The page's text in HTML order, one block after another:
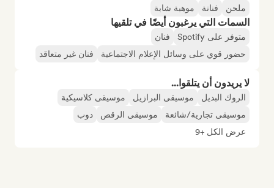
ملحن فنانة موهبة شابة
السمات التي يرغبون أيضًا في تلقيها
متوفر على Spotify
فنان
حضور قوي على وسائل الإعلام الاجتماعية
فنان غير متعاقد
لا يريدون أن يتلقوا...
الروك البديل موسيقى البرازيل
موسيقى كلاسيكية
موسيقى تجارية/شائعة
موسيقى الرقص
دوب
عرض الكل +9